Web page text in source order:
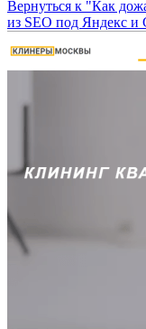
Вернуться к "Как
из SEO под Яндекс и